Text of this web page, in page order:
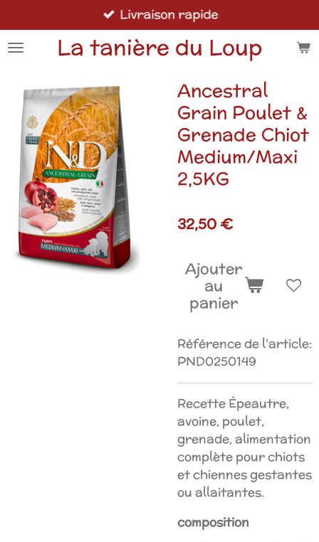
au
contenu
La tanière du Loup
Livraison rapide
Ancestral
Grain Poulet &
Grenade Chiot
Medium/Maxi
2,5KG
32,50 €
Ajouter
au
panier
Référence de l'article:
PND0250149
Recette Épeautre,
avoine, poulet,
grenade, alimentation
complète pour chiots
et chiennes gestantes
ou allaitantes.
composition